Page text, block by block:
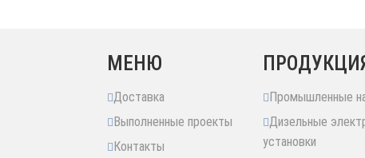
МЕНЮ
Доставка
Выполненные проекты
Контакты
Промышленные
Дизельные
установки